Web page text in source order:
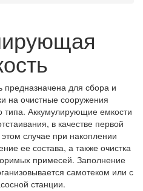
для сбора и
на очистные сооружения
типа. Аккумулирующие емкости
в качестве первой
случае при накоплении
ее состава, а также очистка
примесей. Заполнение
самотеком или с
станции.